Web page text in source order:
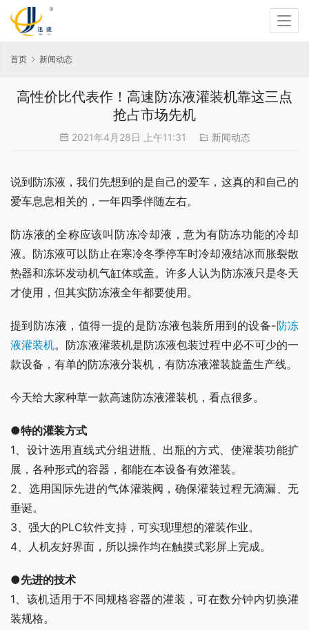
首页 新闻动态
高性价比代表作！高速防冻液灌装机靠这三点
抢占市场先机
2021年4月28日 上午11:31 新闻动态
说到防冻液，我们先想到的是自己的爱车，这真的和自己的
爱车息息相关的，一年四季伴随左右。
防冻液的全称应该叫防冻冷却液，意为有防冻功能的冷却
液。防冻液可以防止在寒冷冬季停车时冷却液结冰而胀裂散
热器和冻坏发动机气缸体或盖。许多人认为防冻液只是冬天
才使用，但其实防冻液全年都要使用。
提到防冻液，值得一提的是防冻液包装所用到的设备-防冻
液灌装机。防冻液灌装机是防冻液包装过程中必不可少的一
款设备，有单的防冻液分装机，有防冻液灌装旋盖生产线。
今天给大家种草一款高速防冻液灌装机，看点很多。
●特的灌装方式
1、设计选用直线式分组进瓶、出瓶的方式、使灌装功能扩
展，各种形式的容器，都能在本设备有效灌装。
2、选用国际先进的气体灌装阀，确保灌装过程无滴漏、无
垂诞。
3、强大的PLC软件支持，可实现理想的灌装作业。
4、人机友好界面，所以操作均在触摸式彩屏上完成。
●先进的技术
1、该机适用于不同规格容器的灌装，可在数分钟内切换灌
装规格。